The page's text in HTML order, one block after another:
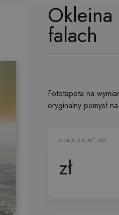
Okleina
falach
Fototapeta na
oryginalny pomysł
Fototapeta
CENA ZA M2 OD:
zł